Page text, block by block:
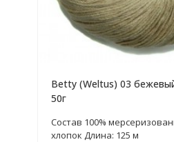
Betty (Weltus) 03
50г
Состав 100%
хлопок Длина: 125 м